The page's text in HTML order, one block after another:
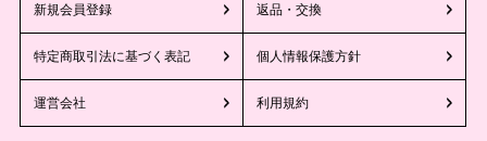
新規会員登録 返品・交換
特定商取引法に基づく表記 個人情報保護方針
運営会社 利用規約